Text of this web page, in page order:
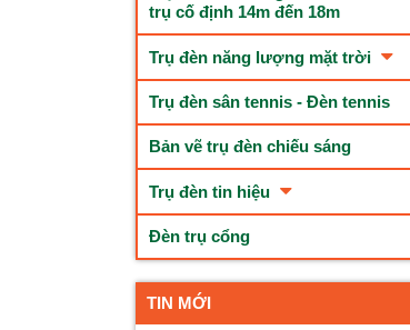
trụ cố định 14m đến 18m
Trụ đèn năng lượng mặt trời
Trụ đèn sân tennis - Đèn tennis
Bản vẽ trụ đèn chiếu sáng
Trụ đèn tin hiệu
Đèn trụ cổng
TIN MỚI